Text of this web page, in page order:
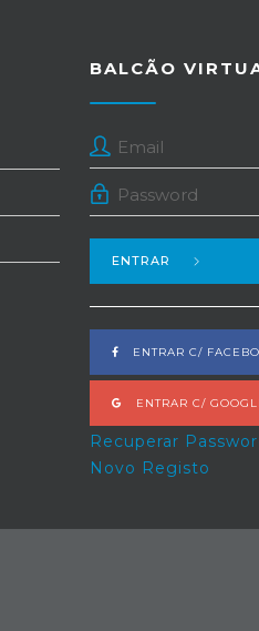
BALCÃO
ENTRAR
ENTRAR C/
ENTRAR C/
Recuperar
Novo Registo